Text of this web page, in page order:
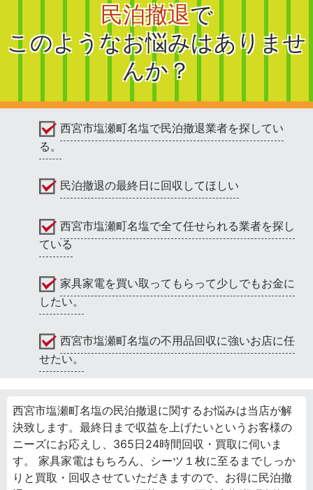
民泊撤退で
このようなお悩みはありませ
んか？
西宮市塩瀬町名塩で民泊撤退業者を探してい
る。
民泊撤退の最終日に回収してほしい
西宮市塩瀬町名塩で全て任せられる業者を探し
ている
家具家電を買い取ってもらって少しでもお金に
したい。
西宮市塩瀬町名塩の不用品回収に強いお店に任
せたい。
西宮市塩瀬町名塩の民泊撤退に関するお悩みは当店が解
決致します。最終日まで収益を上げたいというお客様の
ニーズにお応えし、365日24時間回収・買取に伺いま
す。 家具家電はもちろん、シーツ１枚に至るまでしっか
りと買取・回収させていただきますので、お得に民泊撤